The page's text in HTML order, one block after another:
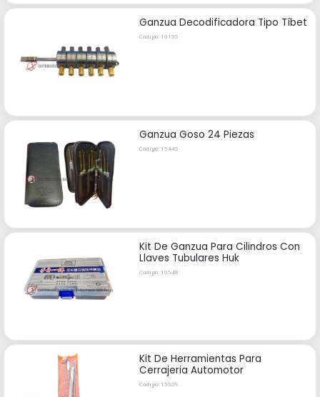
Ganzua Decodificadora Tipo Tíbet
Código: 16155
Ganzua Goso 24 Piezas
Código: 15445
Kit De Ganzua Para Cilindros Con
Llaves Tubulares Huk
Código: 16548
Kit De Herramientas Para
Cerrajeria Automotor
Código: 15329